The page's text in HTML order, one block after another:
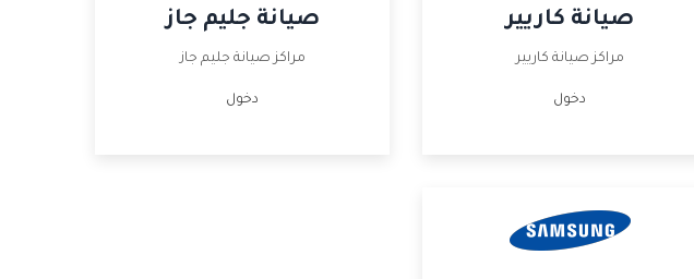
صيانة كاريير
مراكز صيانة كاريير
دخول
صيانة جليم جاز
مراكز صيانة جليم جاز
دخول